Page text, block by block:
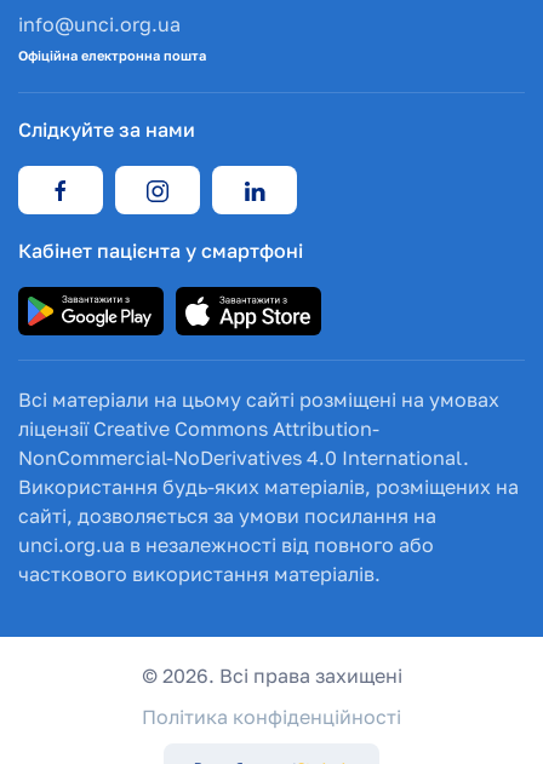
info@unci.org.ua
Офіційна електронна пошта
Слідкуйте за нами
Кабінет пацієнта у смартфоні
Всі матеріали на цьому сайті розміщені на умовах
ліцензії Creative Commons Attribution-
NonCommercial-NoDerivatives 4.0 International.
Використання будь-яких матеріалів, розміщених на
сайті, дозволяється за умови посилання на
unci.org.ua в незалежності від повного або
часткового використання матеріалів.
© 2026. Всі права захищені
Політика конфіденційності